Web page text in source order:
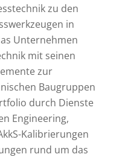
zu den
in
Unternehmen
mit seinen
zur
Baugruppen
durch Dienste
Engineering,
Kalibrierungen
rund um das